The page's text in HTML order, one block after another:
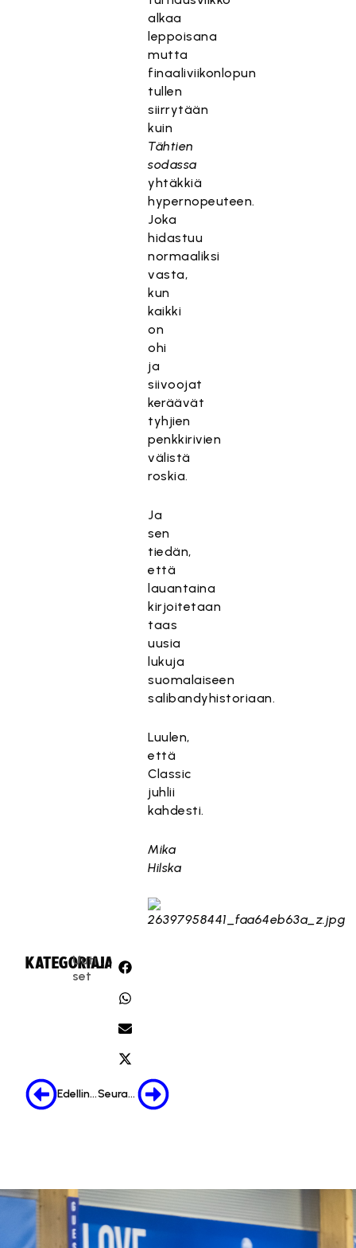
alkaa
leppoisana
mutta
finaaliviikonlopun
tullen
siirrytään
kuin
Tähtien
sodassa
yhtäkkiä
hypernopeuteen.
Joka
hidastuu
normaaliksi
vasta,
kun
kaikki
on
ohi
ja
siivoojat
keräävät
tyhjien
penkkirivien
välistä
roskia.
Ja
sen
tiedän,
että
lauantaina
kirjoitetaan
taas
uusia
lukuja
suomalaiseen
salibandyhistoriaan.
Luulen,
että
Classic
juhlii
kahdesti.
Mika
Hilska
KATEGORIA:
Uuti
set
JAA:
Edellinen Seuraava